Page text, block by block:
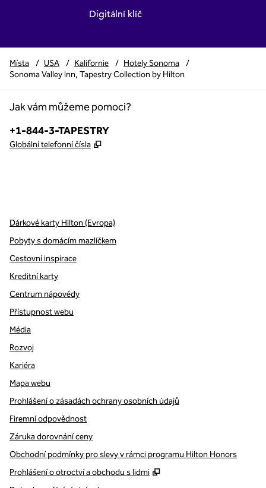
Digitální klíč
Místa / USA / Kalifornie / Hotely Sonoma
/
Sonoma Valley Inn, Tapestry Collection by Hilton
Jak vám můžeme pomoci?
Telefon:
+1-844-3-TAPESTRY
Globální telefonní čísla ,
Dárkové karty Hilton (Evropa)
Pobyty s domácím mazlíčkem
Cestovní inspirace
Kreditní karty
Centrum nápovědy
Přístupnost webu
Média
Rozvoj
Kariéra
Mapa webu
Prohlášení o zásadách ochrany osobních údajů
Firemní odpovědnost
Záruka dorovnání ceny
Obchodní podmínky pro slevy v rámci programu Hilton Honors
Prohlášení o otroctví a obchodu s lidmi
,